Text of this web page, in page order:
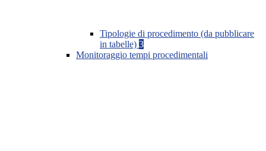
Tipologie di procedimento (da pubblicare
in tabelle) 3
Monitoraggio tempi procedimentali